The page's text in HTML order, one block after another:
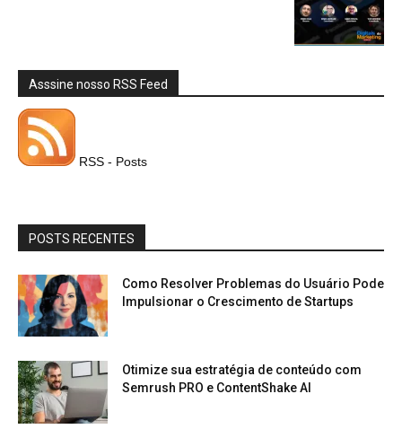
Asssine nosso RSS Feed
RSS - Posts
POSTS RECENTES
Como Resolver Problemas do Usuário Pode
Impulsionar o Crescimento de Startups
Otimize sua estratégia de conteúdo com
Semrush PRO e ContentShake AI